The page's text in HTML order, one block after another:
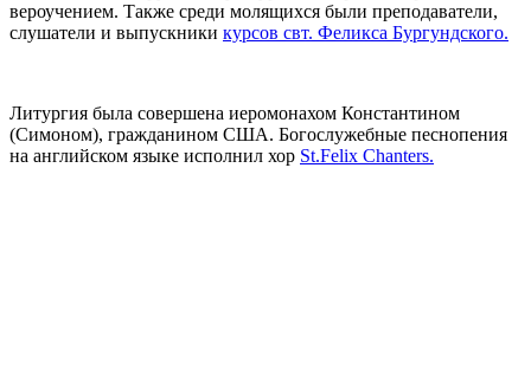
вероучением. Также среди молящихся были преподаватели,
слушатели и выпускники курсов свт. Феликса Бургундского.
Литургия была совершена иеромонахом Константином
(Симоном), гражданином США. Богослужебные песнопения
на английском языке исполнил хор St.Felix Chanters.